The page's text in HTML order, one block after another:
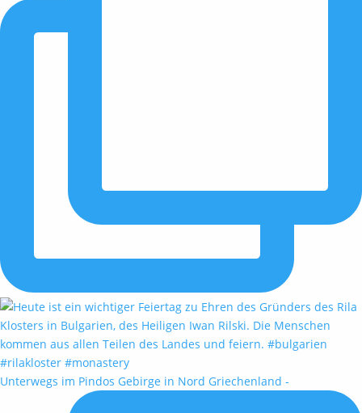
Unterwegs im Pindos Gebirge in Nord Griechenland -